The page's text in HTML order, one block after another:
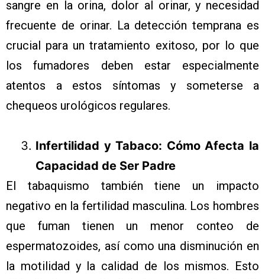
sangre en la orina, dolor al orinar, y necesidad
frecuente de orinar. La detección temprana es
crucial para un tratamiento exitoso, por lo que
los fumadores deben estar especialmente
atentos a estos síntomas y someterse a
chequeos urológicos regulares.
Infertilidad y Tabaco: Cómo Afecta la
Capacidad de Ser Padre
El tabaquismo también tiene un impacto
negativo en la fertilidad masculina. Los hombres
que fuman tienen un menor conteo de
espermatozoides, así como una disminución en
la motilidad y la calidad de los mismos. Esto